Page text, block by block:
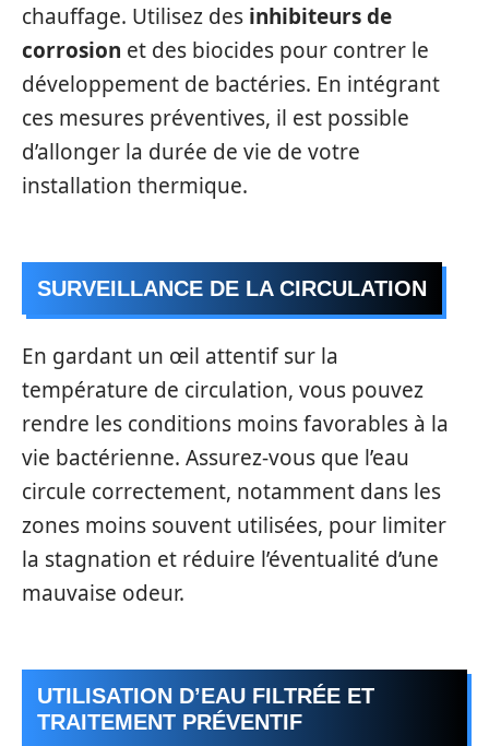
chauffage. Utilisez des inhibiteurs de
corrosion et des biocides pour contrer le
développement de bactéries. En intégrant
ces mesures préventives, il est possible
d’allonger la durée de vie de votre
installation thermique.
SURVEILLANCE DE LA CIRCULATION
En gardant un œil attentif sur la
température de circulation, vous pouvez
rendre les conditions moins favorables à la
vie bactérienne. Assurez-vous que l’eau
circule correctement, notamment dans les
zones moins souvent utilisées, pour limiter
la stagnation et réduire l’éventualité d’une
mauvaise odeur.
UTILISATION D’EAU FILTRÉE ET
TRAITEMENT PRÉVENTIF